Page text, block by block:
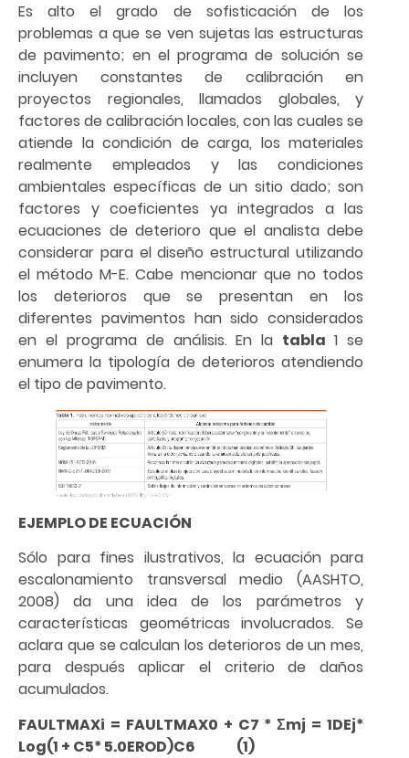
Es alto el grado de sofisticación de los
problemas a que se ven sujetas las estructuras
de pavimento; en el programa de solución se
incluyen constantes de calibración en
proyectos regionales, llamados globales, y
factores de calibración locales, con las cuales se
atiende la condición de carga, los materiales
realmente empleados y las condiciones
ambientales específicas de un sitio dado; son
factores y coeficientes ya integrados a las
ecuaciones de deterioro que el analista debe
considerar para el diseño estructural utilizando
el método M-E. Cabe mencionar que no todos
los deterioros que se presentan en los
diferentes pavimentos han sido considerados
en el programa de análisis. En la tabla1 se
enumera la tipología de deterioros atendiendo
el tipo de pavimento.
EJEMPLO DE ECUACIÓN
Sólo para fines ilustrativos, la ecuación para
escalonamiento transversal medio (AASHTO,
2008) da una idea de los parámetros y
características geométricas involucrados. Se
aclara que se calculan los deterioros de un mes,
para después aplicar el criterio de daños
acumulados.
FAULTMAXi = FAULTMAX0 + C7 * Σmj = 1DEj*
Log(1 + C5* 5.0EROD)C6 (1)